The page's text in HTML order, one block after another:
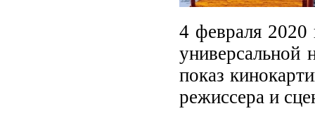
4 февраля 2020
универсальной
показ
режиссера и